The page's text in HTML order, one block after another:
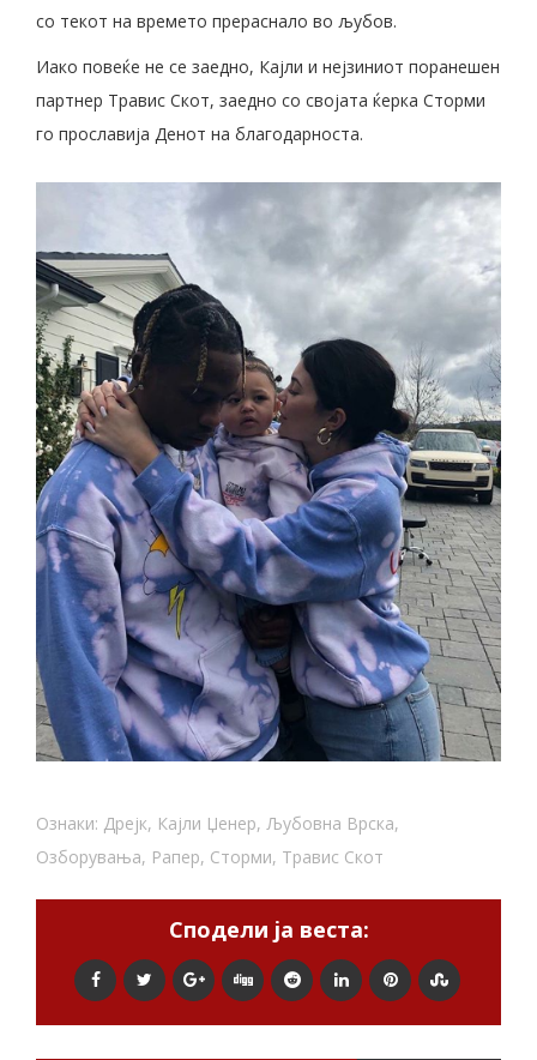
со текот на времето прераснало во љубов.
Иако повеќе не се заедно, Кајли и нејзиниот поранешен
партнер Травис Скот, заедно со својата ќерка Сторми
го прославија Денот на благодарноста.
Ознаки: Дрејк, Кајли Џенер, Љубовна Врска,
Озборувања, Рапер, Сторми, Травис Скот
Сподели ја веста: